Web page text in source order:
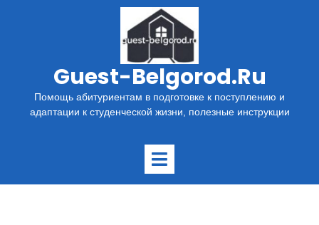
Guest-Belgorod.ru
Помощь абитуриентам в подготовке к поступлению и
адаптации к студенческой жизни, полезные инструкции